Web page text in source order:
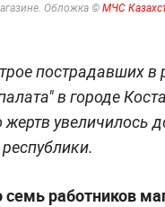
Обложка © МЧС
пострадавших в
в городе
увеличилось
работников